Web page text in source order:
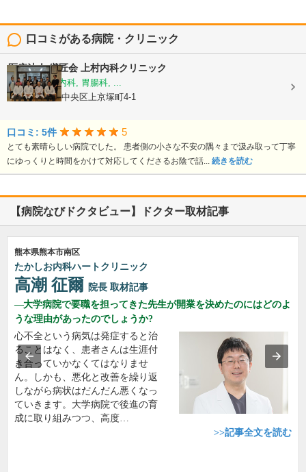
口コミがある病院・クリニック
医療法人 継匠会 上村内科クリニック
内科, 消化器内科, 胃腸科, ...
熊本県熊本市中央区上京塚町4-1
口コミ: 5件 5
とても素晴らしい病院でした。 患者側の小さな不安の隅々まで汲み取って丁寧
にゆっくりと時間をかけて対応してくださるお陰で話... 続きを読む
【病院なびドクタビュー】ドクター取材記事
熊本県熊本市南区
たかしお内科ハートクリニック
高潮 征爾 院長 取材記事
大学病院で要職を担ってきた先生が開業を決めたのにはどのよ
うな理由があったのでしょうか?
心不全という病気は発症すると治
ることはなく、患者さんは生涯付
き合っていかなくてはなりませ
ん。しかも、悪化と改善を繰り返
しながら病状はだんだん悪くなっ
ていきます。大学病院で後進の育
成に取り組みつつ、高度…
>>記事全文を読む